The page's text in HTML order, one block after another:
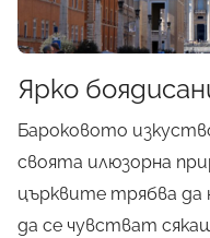
Ярко
Бароковото
своята илюзорна
църквите трябва
да се чувстват